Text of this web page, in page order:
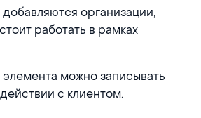
добавляются организации,
работать в рамках
элемента можно записывать
с клиентом.